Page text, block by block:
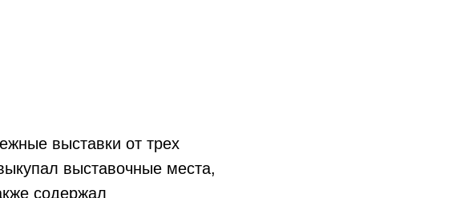
выставки от трех
выставочные места,
содержал